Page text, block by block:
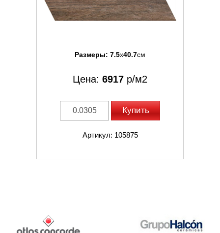
Размеры: 7.5x40.7см
Цена: 6917 р/м2
Купить
Артикул: 105875